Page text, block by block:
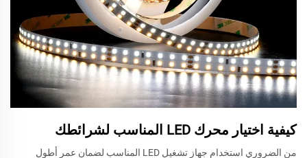
كيفية اختيار محرك LED المناسب لشرائطك
من الضروري استخدام جهاز تشغيل LED المناسب لضمان عمر أطول